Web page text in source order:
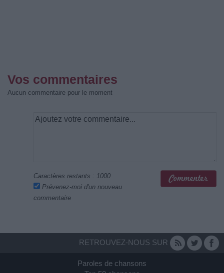
Vos commentaires
Aucun commentaire pour le moment
Caractères restants : 1000
Prévenez-moi d'un nouveau
commentaire
RETROUVEZ-NOUS SUR
Paroles de chansons